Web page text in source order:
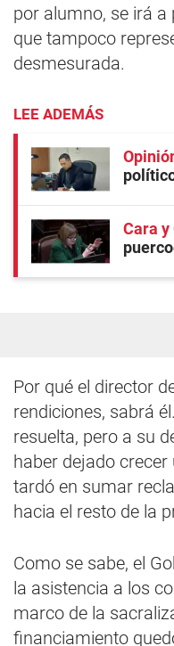
por alumno, se irá a
que tampoco
desmesurada.
LEE ADEMÁS
Cara y
Por qué el director
rendiciones, sabrá
resuelta, pero a su
haber dejado
tardó en sumar
hacia el resto de la
Como se sabe, el
la asistencia a los
marco de la
financiamiento